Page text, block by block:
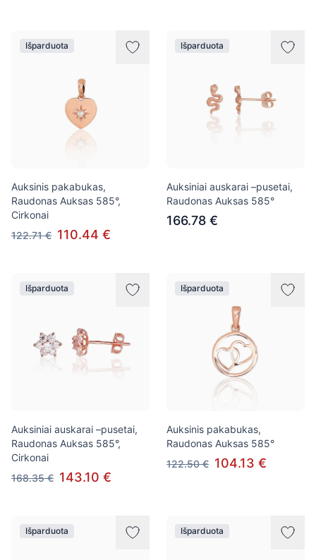
Išparduota
Auksinis pakabukas,
Raudonas Auksas 585°,
Cirkonai
122.71 € 110.44 €
Išparduota
Auksiniai auskarai –pusetai,
Raudonas Auksas 585°
166.78 €
Išparduota
Auksiniai auskarai –pusetai,
Raudonas Auksas 585°,
Cirkonai
168.35 € 143.10 €
Išparduota
Auksinis pakabukas,
Raudonas Auksas 585°
122.50 € 104.13 €
Išparduota Išparduota